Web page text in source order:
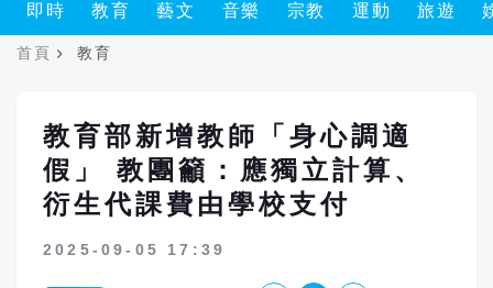
即時 教育 藝文 音樂 宗教 運動 旅遊
首頁 教育
教育部新增教師「身心調適
假」 教團籲：應獨立計算、
衍生代課費由學校支付
2025-09-05 17:39